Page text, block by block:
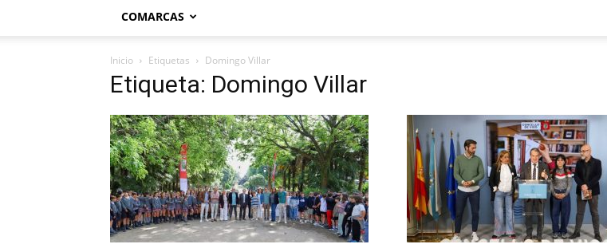
COMARCAS
Inicio Etiquetas Domingo Villar
Etiqueta: Domingo Villar